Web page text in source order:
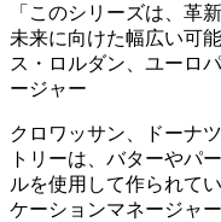
このシリーズは、革
未来に向けた幅広い可
ス・ロルダン、ユーロ
ージャー
クロワッサン、ドーナ
トリーは、バターやパ
ルを使用して作られて
ケーションマネージャ